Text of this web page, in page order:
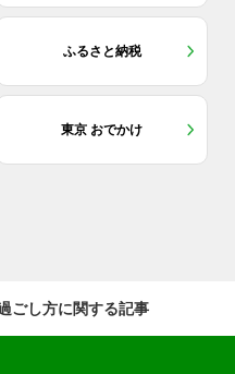
ふるさと納税
東京 おでかけ
ごし方に関する記事